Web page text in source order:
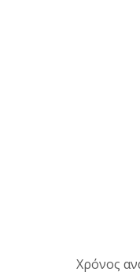
Χρόνος